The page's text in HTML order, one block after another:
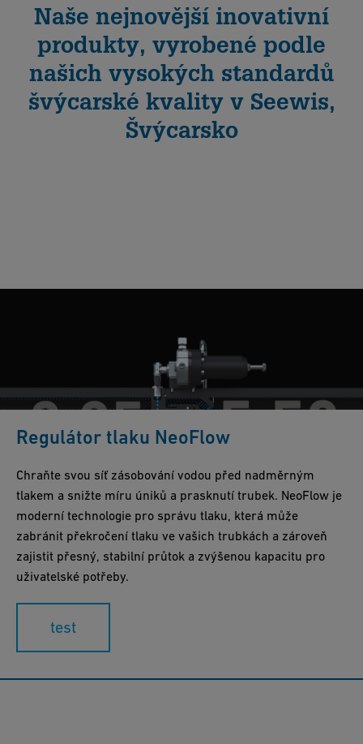
Naše nejnovější inovativní
produkty, vyrobené podle
našich vysokých standardů
švýcarské kvality v Seewis,
Švýcarsko
Regulátor tlaku NeoFlow
Chraňte svou síť zásobování vodou před nadměrným
tlakem a snižte míru úniků a prasknutí trubek. NeoFlow je
moderní technologie pro správu tlaku, která může
zabránit překročení tlaku ve vašich trubkách a zároveň
zajistit přesný, stabilní průtok a zvýšenou kapacitu pro
uživatelské potřeby.
test